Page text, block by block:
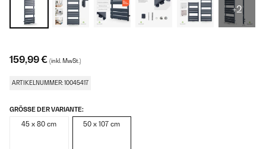
+2
159,99 € (inkl. MwSt.)
ARTIKELNUMMER: 10045417
GRÖSSE DER VARIANTE:
45 x 80 cm 50 x 107 cm